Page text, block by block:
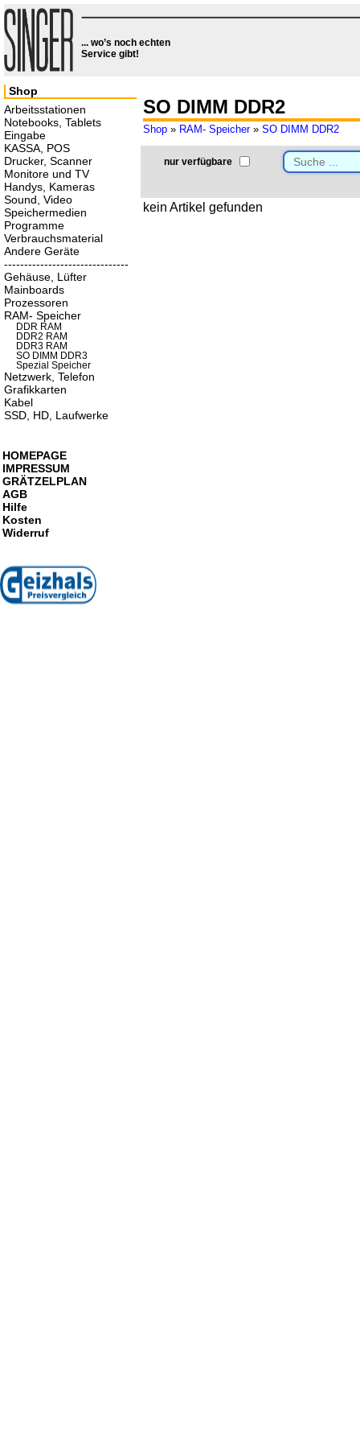
... wo’s noch echten
Service gibt!
SO DIMM DDR2
Shop » RAM- Speicher» SO DIMM DDR2
nur verfügbare
kein Artikel gefunden
Shop
Arbeitsstationen
Notebooks, Tablets
Eingabe
KASSA, POS
Drucker, Scanner
Monitore und TV
Handys, Kameras
Sound, Video
Speichermedien
Programme
Verbrauchsmaterial
Andere Geräte
-------------------------------
Gehäuse, Lüfter
Mainboards
Prozessoren
RAM- Speicher
DDR RAM
DDR2 RAM
DDR3 RAM
SO DIMM DDR3
Spezial Speicher
Netzwerk, Telefon
Grafikkarten
Kabel
SSD, HD, Laufwerke
HOMEPAGE
IMPRESSUM
GRÄTZELPLAN
AGB
Hilfe
Kosten
Widerruf